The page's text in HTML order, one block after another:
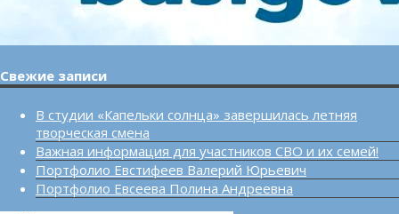
Свежие записи
В студии «Капельки солнца» завершилась летняя
творческая смена
Важная информация для участников СВО и их семей!
Портфолио Евстифеев Валерий Юрьевич
Портфолио Евсеева Полина Андреевна